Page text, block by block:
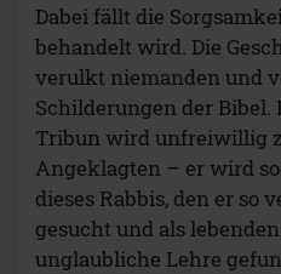
Dabei fällt die
behandelt wird. Die
verulkt niemanden und
Schilderungen der Bibel.
Tribun wird unfreiwillig
Angeklagten – er wird
dieses Rabbis, den er so
gesucht und als
unglaubliche Lehre